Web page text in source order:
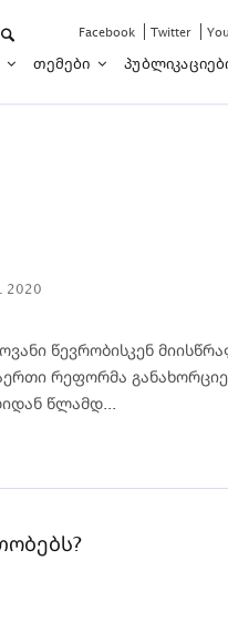
Facebook Twitter
Თემები
2020
წევრობისკენ
რეფორმა
წლამდ...